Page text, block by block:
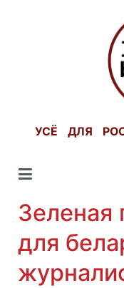
УСЁ ДЛЯ
Зеленая
для